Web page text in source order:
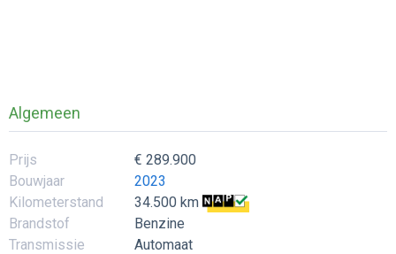
Algemeen
Prijs
€ 289.900
Bouwjaar
2023
Kilometerstand
34.500 km
Brandstof
Benzine
Transmissie
Automaat